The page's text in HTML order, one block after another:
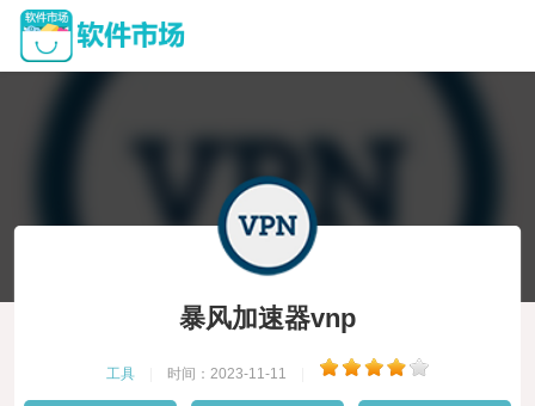
暴风加速器vnp
工具 时间：2023-11-11